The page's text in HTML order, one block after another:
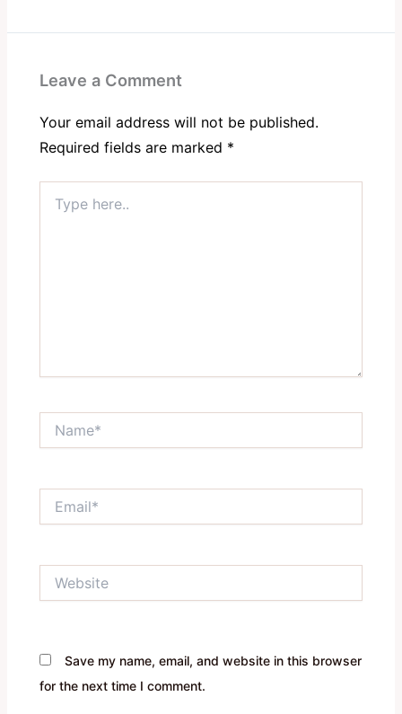
Leave a Comment
Your email address will not be published.
Required fields are marked *
here..
Save my name, email, and website in this browser
for the next time I comment.